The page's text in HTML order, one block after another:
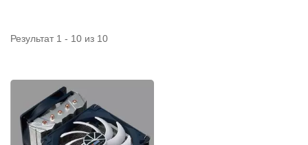
Результат 1 - 10 из 10